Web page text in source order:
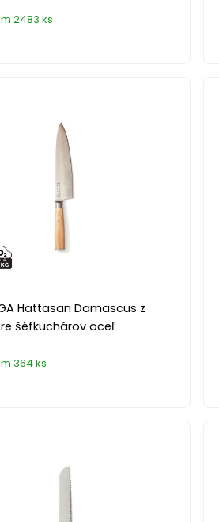
2483 ks
Hattasan Damascus z
šéfkuchárov oceľ
364 ks